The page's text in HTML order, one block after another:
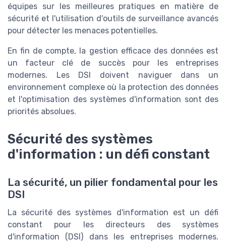
équipes sur les meilleures pratiques en matière de
sécurité et l'utilisation d'outils de surveillance avancés
pour détecter les menaces potentielles.
En fin de compte, la gestion efficace des données est
un facteur clé de succès pour les entreprises
modernes. Les DSI doivent naviguer dans un
environnement complexe où la protection des données
et l'optimisation des systèmes d'information sont des
priorités absolues.
Sécurité des systèmes
d'information : un défi constant
La sécurité, un pilier fondamental pour les
DSI
La sécurité des systèmes d'information est un défi
constant pour les directeurs des systèmes
d'information (DSI) dans les entreprises modernes.